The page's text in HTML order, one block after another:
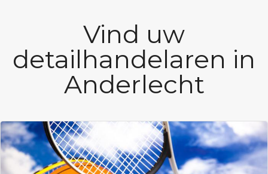
Vind uw
detailhandelaren in
Anderlecht